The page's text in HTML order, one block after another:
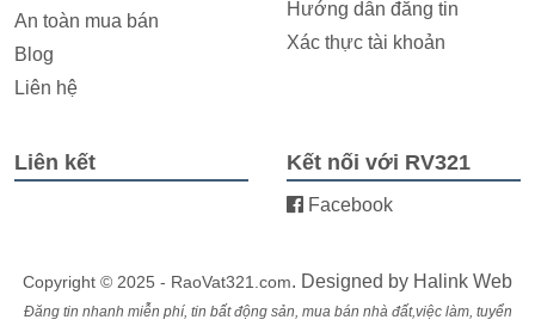
An toàn mua bán
Blog
Liên hệ
Hướng dẫn đăng tin
Xác thực tài khoản
Liên kết Kết nối với RV321
Facebook
Copyright © 2025 - RaoVat321.com. Designed by Halink Web
Đăng tin nhanh miễn phí, tin bất động sản, mua bán nhà đất,việc làm, tuyển